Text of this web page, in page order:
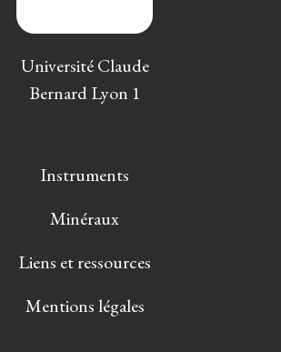
Université Claude
Bernard Lyon 1
Instruments
Minéraux
Liens et ressources
Mentions légales